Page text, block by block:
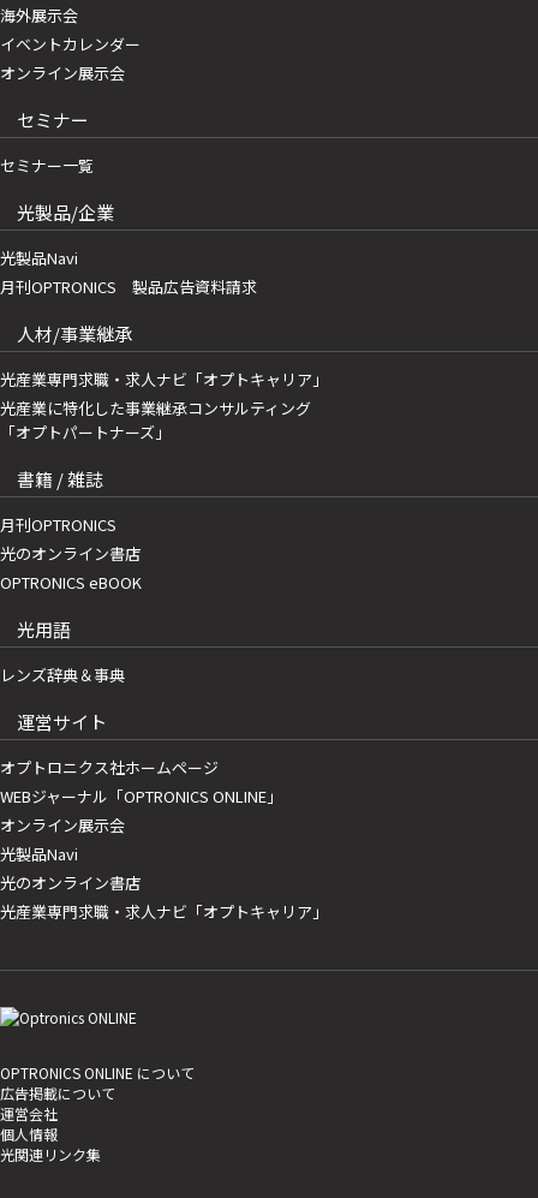
海外展示会
イベントカレンダー
オンライン展示会
セミナー
セミナー一覧
光製品/企業
光製品Navi
月刊OPTRONICS 製品広告資料請求
人材/事業継承
光産業専門求職・求人ナビ「オプトキャリア」
光産業に特化した事業継承コンサルティング
「オプトパートナーズ」
書籍 / 雑誌
月刊OPTRONICS
光のオンライン書店
OPTRONICS eBOOK
光用語
レンズ辞典＆事典
運営サイト
オプトロニクス社ホームページ
WEBジャーナル「OPTRONICS ONLINE」
オンライン展示会
光製品Navi
光のオンライン書店
光産業専門求職・求人ナビ「オプトキャリア」
OPTRONICS ONLINE について
広告掲載について
運営会社
個人情報
光関連リンク集